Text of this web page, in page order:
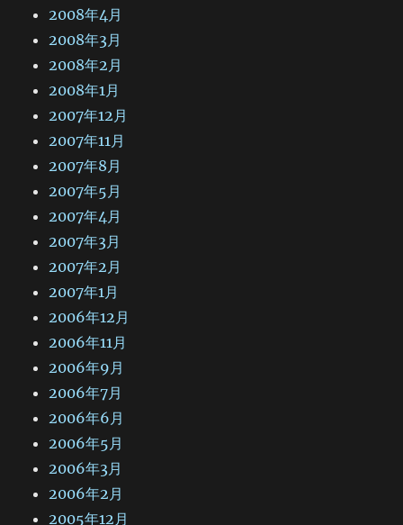
2008年4月
2008年3月
2008年2月
2008年1月
2007年12月
2007年11月
2007年8月
2007年5月
2007年4月
2007年3月
2007年2月
2007年1月
2006年12月
2006年11月
2006年9月
2006年7月
2006年6月
2006年5月
2006年3月
2006年2月
2005年12月